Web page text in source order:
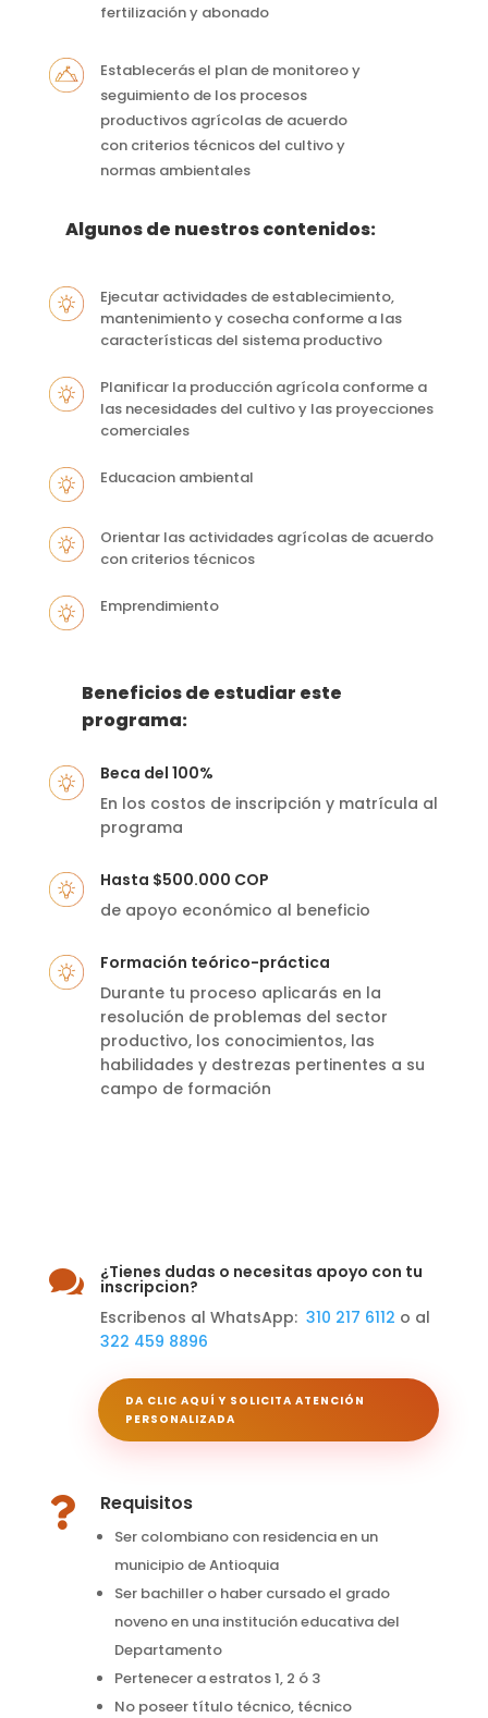
fertilización y abonado
Establecerás el plan de monitoreo y
seguimiento de los procesos
productivos agrícolas de acuerdo
con criterios técnicos del cultivo y
normas ambientales
Algunos de nuestros contenidos:
Ejecutar actividades de establecimiento,
mantenimiento y cosecha conforme a las
características del sistema productivo
Planificar la producción agrícola conforme a
las necesidades del cultivo y las proyecciones
comerciales
Educacion ambiental
Orientar las actividades agrícolas de acuerdo
con criterios técnicos
Emprendimiento
Beneficios de estudiar este
programa:
Beca del 100%
En los costos de inscripción y matrícula al
programa
Hasta $500.000 COP
de apoyo económico al beneficio
Formación teórico-práctica
Durante tu proceso aplicarás en la
resolución de problemas del sector
productivo, los conocimientos, las
habilidades y destrezas pertinentes a su
campo de formación
 ¿Tienes dudas o necesitas apoyo con tu
inscripcion?
Escribenos al WhatsApp: 310 217 6112 o al
322 459 8896
DA CLIC AQUÍ Y SOLICITA ATENCIÓN
PERSONALIZADA
 Requisitos
Ser colombiano con residencia en un
municipio de Antioquia
Ser bachiller o haber cursado el grado
noveno en una institución educativa del
Departamento
Pertenecer a estratos 1, 2 ó 3
No poseer título técnico, técnico